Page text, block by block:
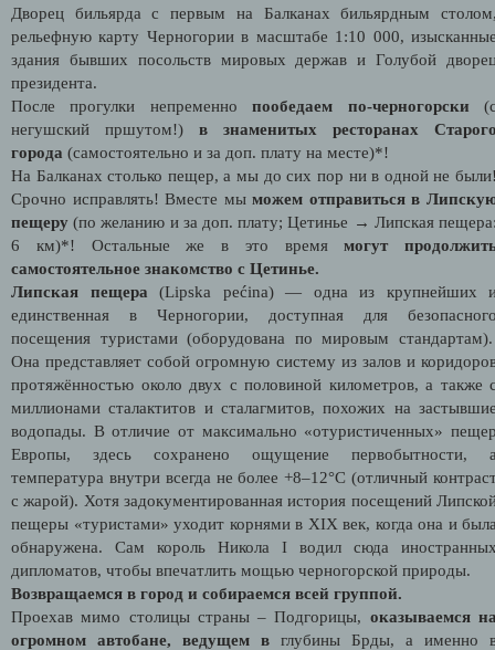
Дворец бильярда с первым на Балканах бильярдным
рельефную карту Черногории в масштабе 1:10 000,
здания бывших посольств мировых держав и Голубой
президента.
После прогулки непременнопообедаем по-черногорски
негушский пршутом!) в знаменитых ресторанах
города (самостоятельно и за доп. плату на месте)*!
На Балканах столько пещер, а мы до сих пор ни в одной не
Срочно исправлять! Вместе мыможем отправиться в
пещеру (по желанию и за доп. плату; Цетинье → Липская
6 км)*! Остальные же в это времямогут
самостоятельное знакомство с Цетинье.
Липская пещера (Lipska pećina) — одна из крупнейших
единственная в Черногории, доступная для
посещения туристами (оборудована по мировым
Она представляет собой огромную систему из залов и
протяжённостью около двух с половиной километров, а также
миллионами сталактитов и сталагмитов, похожих на
водопады. В отличие от максимально «отуристиченных»
Европы, здесь сохранено ощущение первобытности,
температура внутри всегда не более +8–12°C (отличный
с жарой). Хотя задокументированная история посещений
пещеры «туристами» уходит корнями в XIX век, когда она и
обнаружена. Сам король Никола I водил сюда
дипломатов, чтобы впечатлить мощью черногорской природы.
Возвращаемся в город и собираемся всей группой.
Проехав мимо столицы страны – Подгорицы, оказываемся
огромном автобане, ведущем в глубины Брды, а именно